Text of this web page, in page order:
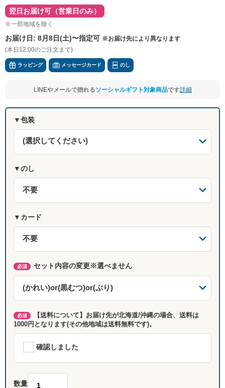
翌日お届け可（営業日のみ）
※一部地域を除く
お届け日: 8月8日(土)〜指定可 ※お届け先により異なります
(本日12:00のご注文まで)
ラッピング メッセージカード のし
LINEやメールで贈れるソーシャルギフト対象商品です詳細
▼包装
(選択してください)
▼のし
▼カード
必須 セット内容の変更※選べません
必須
【送料について】お届け先が北海道/沖縄の場合、送料は
1000円となります(その他地域は送料無料です)。
確認しました
数量